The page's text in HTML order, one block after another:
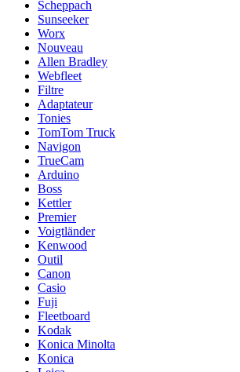
Scheppach
Sunseeker
Worx
Nouveau
Allen Bradley
Webfleet
Filtre
Adaptateur
Tonies
TomTom Truck
Navigon
TrueCam
Arduino
Boss
Kettler
Premier
Voigtländer
Kenwood
Outil
Canon
Casio
Fuji
Fleetboard
Kodak
Konica Minolta
Konica